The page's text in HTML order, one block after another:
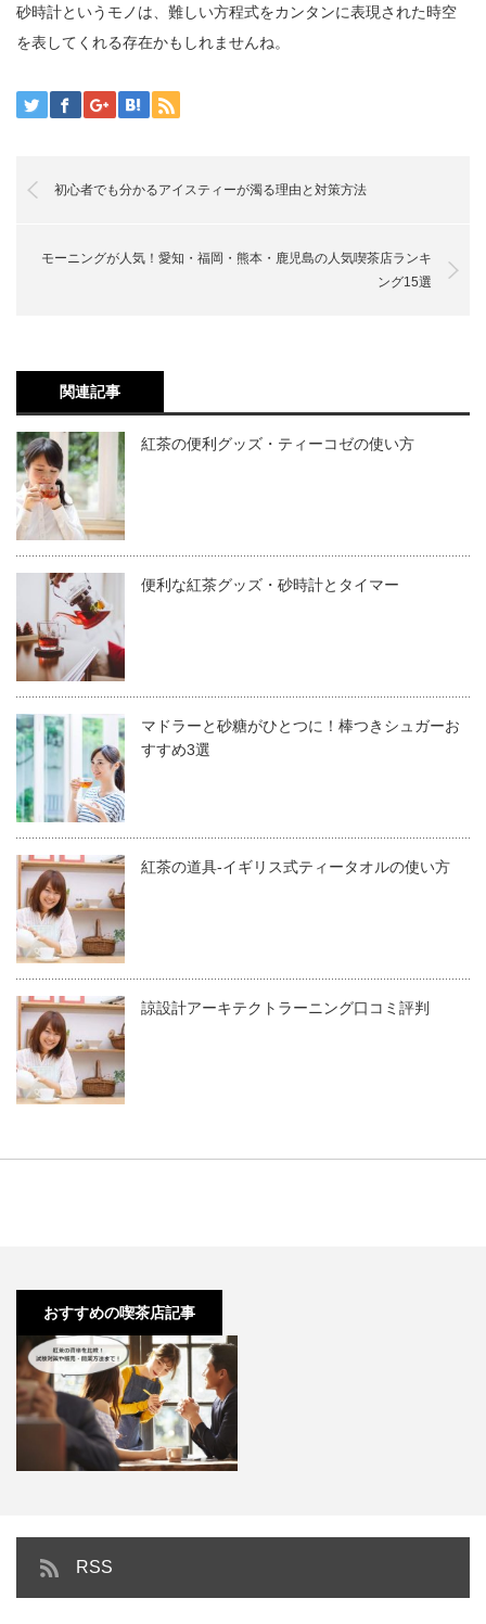
砂時計というモノは、難しい方程式をカンタンに表現された時空
を表してくれる存在かもしれませんね。
初心者でも分かるアイスティーが濁る理由と対策方法
モーニングが人気！愛知・福岡・熊本・鹿児島の人気喫茶店ランキ
ング15選
関連記事
紅茶の便利グッズ・ティーコゼの使い方
便利な紅茶グッズ・砂時計とタイマー
マドラーと砂糖がひとつに！棒つきシュガーお
すすめ3選
紅茶の道具-イギリス式ティータオルの使い方
諒設計アーキテクトラーニング口コミ評判
おすすめの喫茶店記事
紅茶の資格を比較！茶葉に関する
試験対策や販売・開業方法ま…
RSS